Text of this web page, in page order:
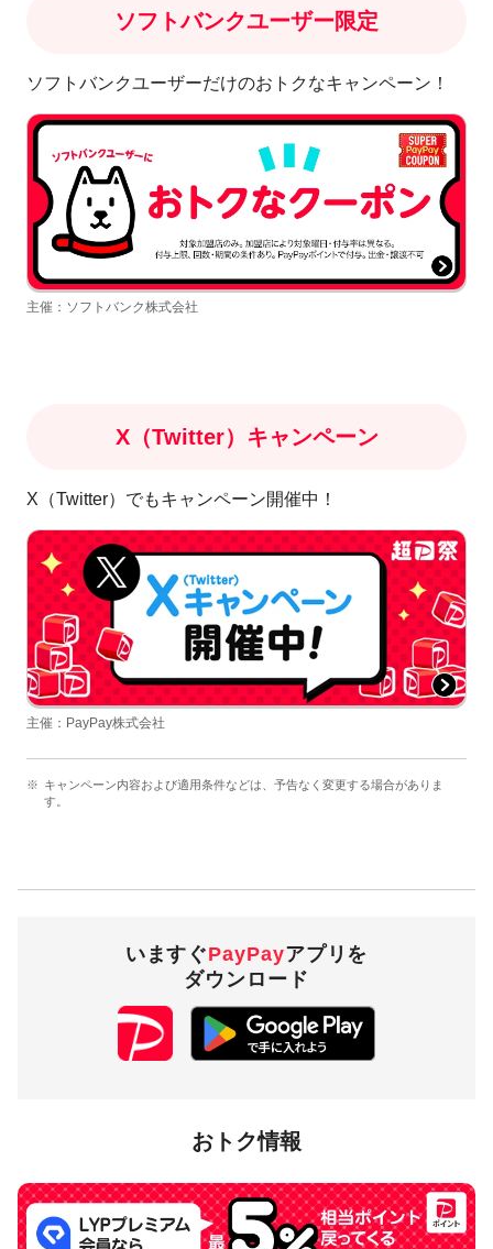
ソフトバンクユーザー限定
ソフトバンクユーザーだけのおトクなキャンペーン！
主催：ソフトバンク株式会社
X（Twitter）キャンペーン
X（Twitter）でもキャンペーン開催中！
主催：PayPay株式会社
キャンペーン内容および適用条件などは、予告なく変更する場合がありま
す。
いますぐPayPayアプリを
ダウンロード
おトク情報